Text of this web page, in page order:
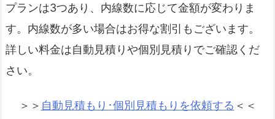
プランは3つあり、内線数に応じて金額が変わりま
す。内線数が多い場合はお得な割引もございます。
詳しい料金は自動見積りや個別見積りでご確認くだ
さい。
＞＞ 自動見積もり･個別見積もりを依頼する ＜＜